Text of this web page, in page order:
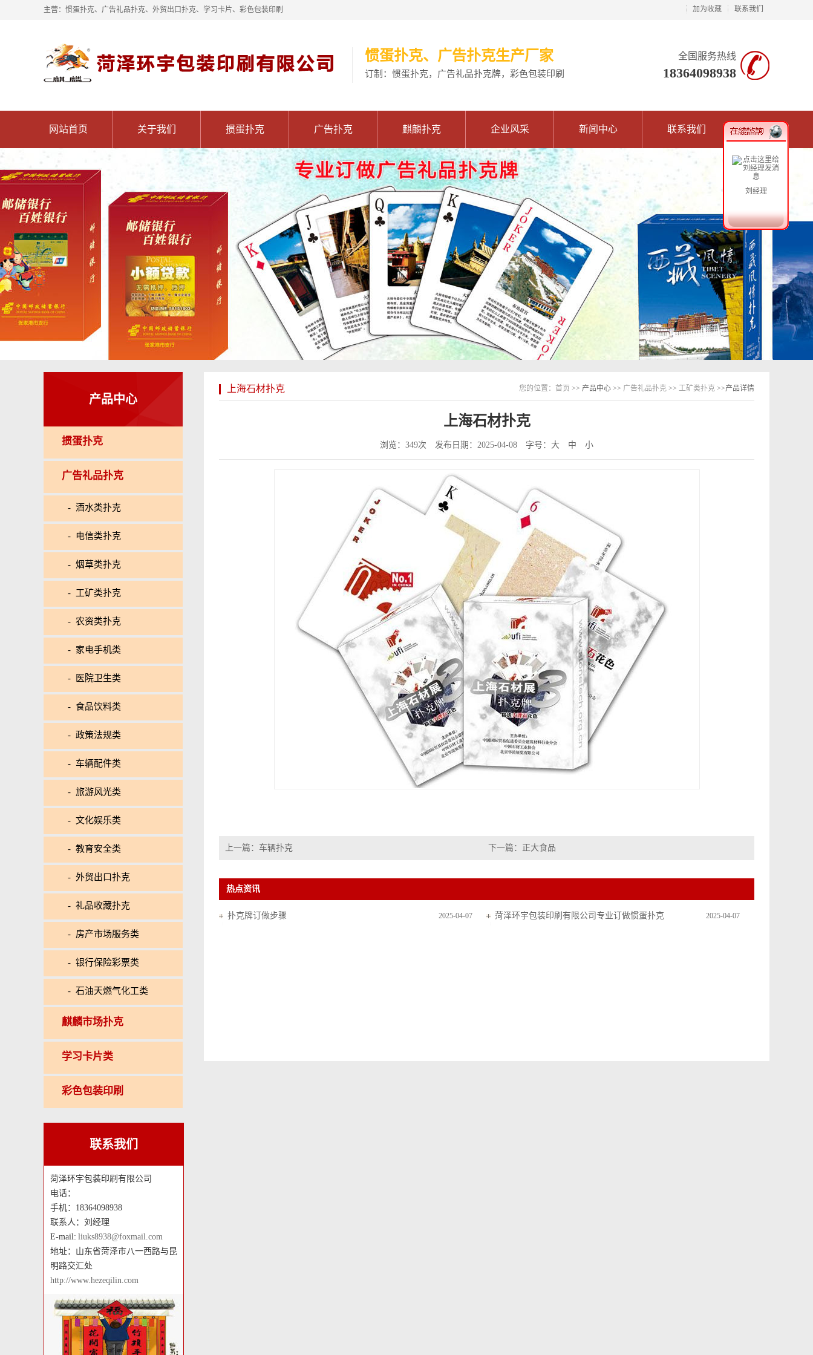
主营：惯蛋扑克、广告礼品扑克、外贸出口扑克、学习卡片、彩色包装印刷 加为收藏 联系我们
惯蛋扑克、广告扑克生产厂家
订制：惯蛋扑克，广告礼品扑克牌，彩色包装印刷
全国服务热线
18364098938
网站首页 关于我们 掼蛋扑克 广告扑克 麒麟扑克 企业风采 新闻中心 联系我们
产品中心
掼蛋扑克
广告礼品扑克
- 酒水类扑克
- 电信类扑克
- 烟草类扑克
- 工矿类扑克
- 农资类扑克
- 家电手机类
- 医院卫生类
- 食品饮料类
- 政策法规类
- 车辆配件类
- 旅游风光类
- 文化娱乐类
- 教育安全类
- 外贸出口扑克
- 礼品收藏扑克
- 房产市场服务类
- 银行保险彩票类
- 石油天燃气化工类
麒麟市场扑克
学习卡片类
彩色包装印刷
联系我们
菏泽环宇包装印刷有限公司
电话：
手机：18364098938
联系人：刘经理
E-mail: liuks8938@foxmail.com
地址：山东省菏泽市八一西路与昆
明路交汇处
http://www.hezeqilin.com
上海石材扑克 您的位置： 首页 >> 产品中心 >> 广告礼品扑克 >> 工矿类扑克 >>产品详情
上海石材扑克
浏览：349次 发布日期：2025-04-08 字号： 大 中 小
上一篇： 车辆扑克 下一篇： 正大食品
热点资讯
2025-04-07
扑克牌订做步骤 2025-04-07
菏泽环宇包装印刷有限公司专业订做惯蛋扑克
刘经理